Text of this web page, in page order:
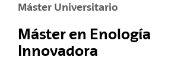
Máster Universitario
Máster en Enología
Innovadora